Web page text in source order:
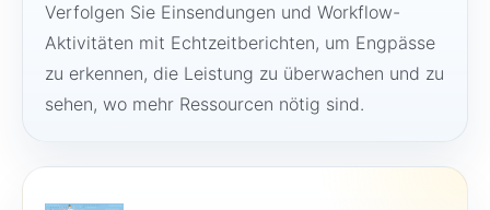
Verfolgen Sie Einsendungen und Workflow-
Aktivitäten mit Echtzeitberichten, um Engpässe
zu erkennen, die Leistung zu überwachen und zu
sehen, wo mehr Ressourcen nötig sind.